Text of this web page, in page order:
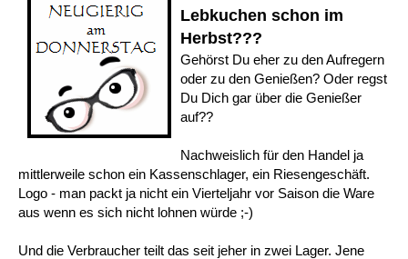
Lebkuchen schon im
Herbst???
Gehörst Du eher zu den Aufregern
oder zu den Genießen? Oder regst
Du Dich gar über die Genießer
auf??
Nachweislich für den Handel ja
mittlerweile schon ein Kassenschlager, ein Riesengeschäft.
Logo - man packt ja nicht ein Vierteljahr vor Saison die Ware
aus wenn es sich nicht lohnen würde ;-)
Und die Verbraucher teilt das seit jeher in zwei Lager. Jene